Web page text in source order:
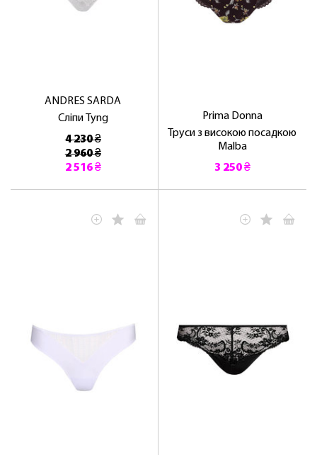
ANDRES SARDA
Сліпи Tyng
4 230 ₴
2 960 ₴
2 516 ₴
Prima Donna
Труси з високою посадкою
Malba
3 250 ₴